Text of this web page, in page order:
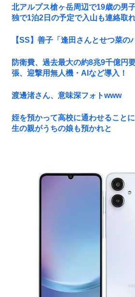
北アルプス槍ヶ岳周辺で19歳の男
独で1泊2日の予定で入山も連絡取
【SS】善子「逢田さんとせつ菜の
防衛費、過去最大の約8兆9千億円
張、迎撃用無人機・AIなど導入！
渡邊渚さん、意味深フォトwww
姪を預かって高校に通わせること
生の親がうちの娘も預かれと